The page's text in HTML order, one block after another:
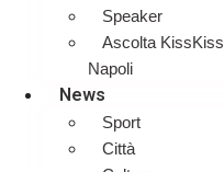
Speaker
Ascolta KissKiss
Napoli
News
Sport
Città